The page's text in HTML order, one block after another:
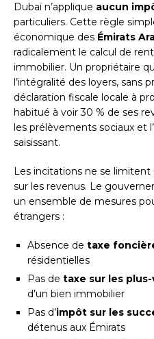
Dubaï n’applique aucun
particuliers. Cette règle
économique des Émirats
radicalement le calcul de
immobilier. Un propriétaire
l’intégralité des loyers, sans
déclaration fiscale locale à
habitué à voir 30 % de ses
les prélèvements sociaux et
saisissant.
Les incitations ne se limitent
sur les revenus. Le
un ensemble de mesures
étrangers :
Absence de taxe
résidentielles
Pas de taxe sur les
d’un bien immobilier
Pas d’impôt sur les
détenus aux Émirats